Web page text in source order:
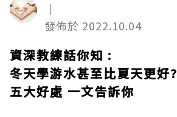
｜
發佈於 2022.10.04
資深教練話你知 :
冬天學游水甚至比夏天更好?
五大好處 一文告訴你